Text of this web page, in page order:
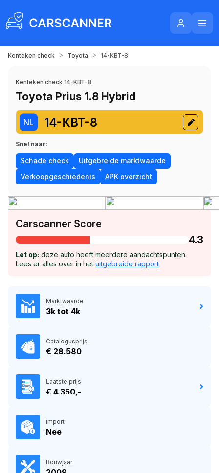
Kenteken check > Toyota > 14-KBT-8
Kenteken check 14-KBT-8
Toyota Prius 1.8 Hybrid
NL 14-KBT-8
Snel naar:
Schade check
Uitgebreide marktwaarde
Verkoopgeschiedenis
APK overzicht
Carscanner Score
4.3
Let op: deze auto heeft meerdere aandachtspunten.
Lees er alles over in het uitgebreide rapport
Marktwaarde
3k tot 4k
Catalogusprijs
€ 28.580
Laatste prijs
€ 4.350,-
Import
Nee
Bouwjaar